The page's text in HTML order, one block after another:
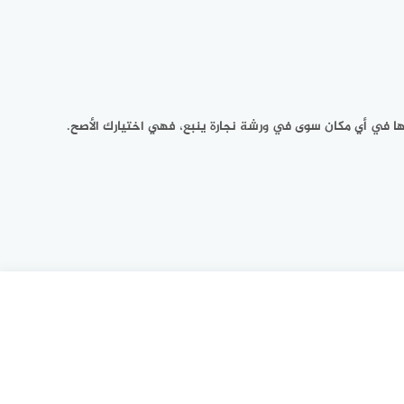
في أي مكان سوى في ورشة نجارة ينبع، فهي اختيارك الأصح.